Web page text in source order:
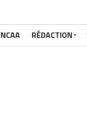
NCAA RÉDACTION